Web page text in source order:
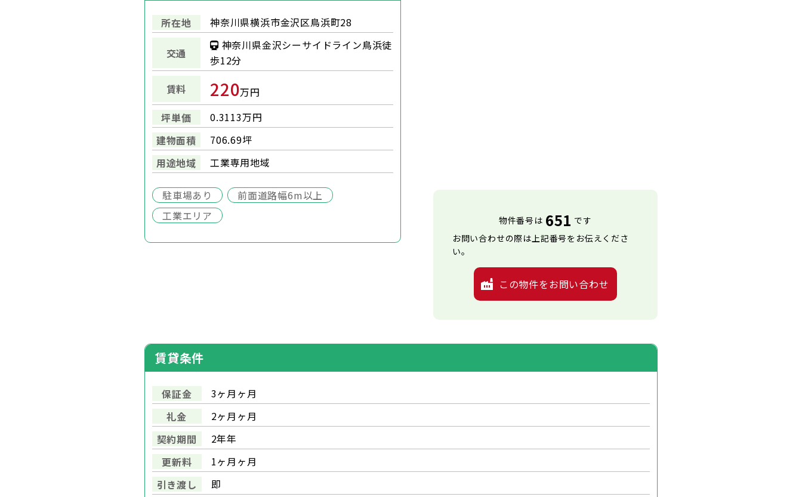
所在地 神奈川県横浜市金沢区鳥浜町28
交通
神奈川県金沢シーサイドライン鳥浜徒
歩12分
賃料
220万円
坪単価
0.3113万円
建物面積
706.69坪
用途地域
工業専用地域
駐車場あり
前面道路幅6m以上
工業エリア
物件番号は 651 です
お問い合わせの際は上記番号をお伝えくださ
い。
この物件をお問い合わせ
賃貸条件
保証金
3ヶ月ヶ月
礼金
2ヶ月ヶ月
契約期間
2年年
更新料
1ヶ月ヶ月
引き渡し
即